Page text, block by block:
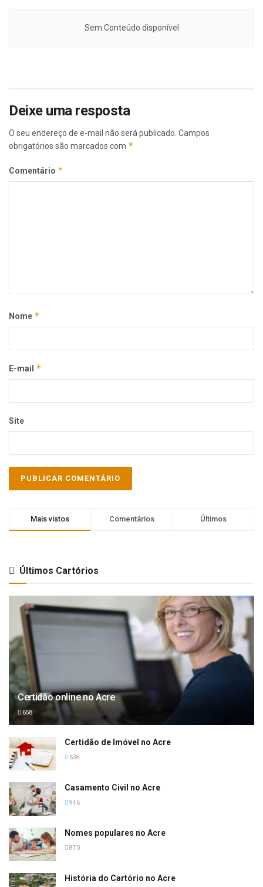
Sem Conteúdo disponível
Deixe uma resposta
O seu endereço de e-mail não será publicado. Campos
obrigatórios são marcados com *
Comentário *
Nome *
E-mail *
Site
Mais vistos Comentários Últimos
Últimos Cartórios
Certidão online no Acre
658
Certidão de Imóvel no Acre
638
Casamento Civil no Acre
946
Nomes populares no Acre
870
História do Cartório no Acre